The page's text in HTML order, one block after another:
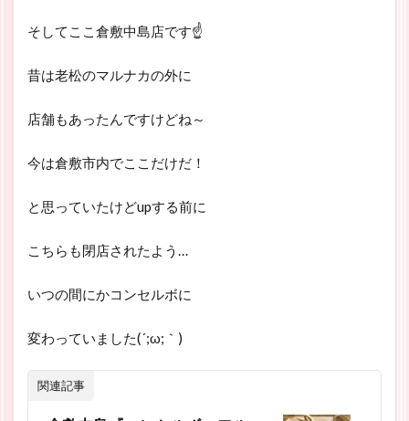
そしてここ倉敷中島店です☝
昔は老松のマルナカの外に
店舗もあったんですけどね～
今は倉敷市内でここだけだ！
と思っていたけどupする前に
こちらも閉店されたよう…
いつの間にかコンセルボに
変わっていました(´;ω;｀)
関連記事